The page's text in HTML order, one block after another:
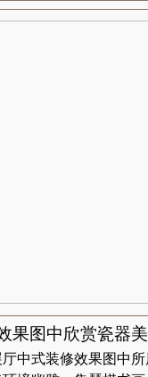
果图中欣赏瓷器
中式装修效果图中